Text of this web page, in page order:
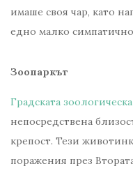
имаше своя чар, като
едно малко
Зоопаркът
Градската
непосредствена
крепост. Тези
поражения през